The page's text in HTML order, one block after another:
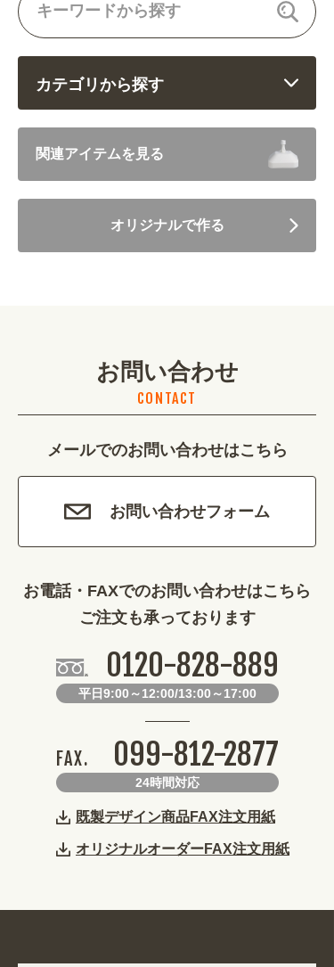
カテゴリから探す
住まい・暮らし (5246)
美容・健康 (4656)
不動産・建築 (1886)
カルチャー・教養 (684)
娯楽 (688)
車・バイク関連 (263)
その他 (1786)
関連アイテムを見る
オリジナルで作る
お問い合わせ
CONTACT
メールでのお問い合わせはこちら
お問い合わせフォーム
お電話・FAXでのお問い合わせはこちら
ご注文も承っております
0120-828-889
平日9:00～12:00/13:00～17:00
FAX. 099-812-2877
24時間対応
既製デザイン商品FAX注文用紙
オリジナルオーダーFAX注文用紙